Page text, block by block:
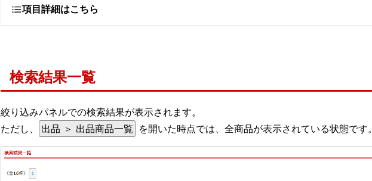
項目詳細はこちら
検索結果一覧
絞り込みパネルでの検索結果が表示されます。
ただし、
出品 ＞ 出品商品一覧 を開いた時点では、全商品が表示されている状態です。